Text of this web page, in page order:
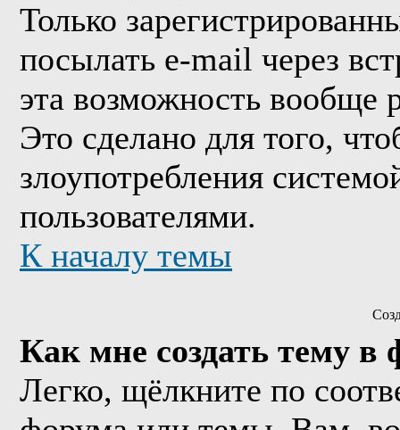
Только
посылать e-mail через
эта возможность вообще
Это сделано для того,
злоупотребления
пользователями.
К началу темы
Как мне создать тему в
Легко, щёлкните по